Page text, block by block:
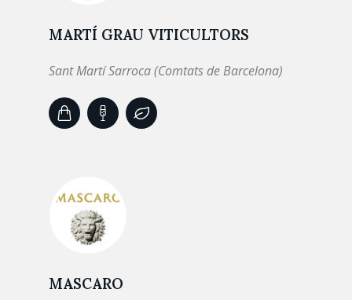
MARTÍ GRAU VITICULTORS
Sant Martí Sarroca (Comtats de Barcelona)
MASCARO